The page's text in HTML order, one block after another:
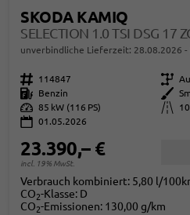
SKODA KAMIQ
unverbindliche Lieferzeit: 28.08.2026
Fahrzeugnr. 114847 Getriebe
Kraftstoff
Benzin Außenfarbe
Leistung 85 kW (116 PS) Kilometerstand
01.05.2026
23.390,– €
incl. 19% MwSt.
Verbrauch kombiniert: 5,80 l/
CO2-Klasse: D
CO2-Emissionen: 130,00 g/km